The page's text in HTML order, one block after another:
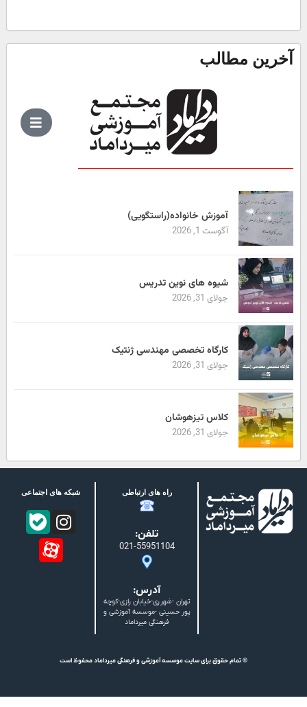
آخرین مطالب
آموزش خانواده(راستگویی)
آگوست 1, 2026
شیوه های نوین تدریس
جولای 31, 2026
کارگاه تخصصی مهندسی ژنتیک
جولای 31, 2026
کلاس تیزهوشان
جولای 31, 2026
راه های ارتباطی
تلفن:
021-55951104
آدرس:
تهران -شهرری-خیابان رازی-کوچه
پور حسینی -موسسه آموزشی و
فرهنگی میرداماد
شبکه های اجتماعی
© تمام حقوق برای سایت موسسه آموزشی و فرهنگی میرداماد محفوظ است